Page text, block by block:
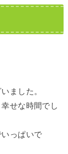
ました。
せな時間でし
っぱいで